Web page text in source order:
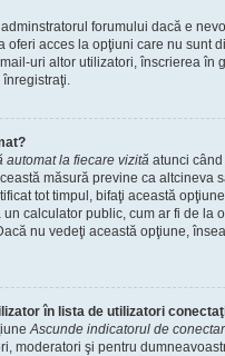
forumului dacă e
oferi acces la opţiuni care nu sunt
uri altor utilizatori, înscrierea în
înregistraţi.
automat la fiecare vizită atunci
măsură previne ca altcineva
tot timpul, bifaţi această
calculator public, cum ar fi de la
nu vedeţi această opţiune,
în lista de utilizatori
Ascunde indicatorul de
moderatori şi pentru